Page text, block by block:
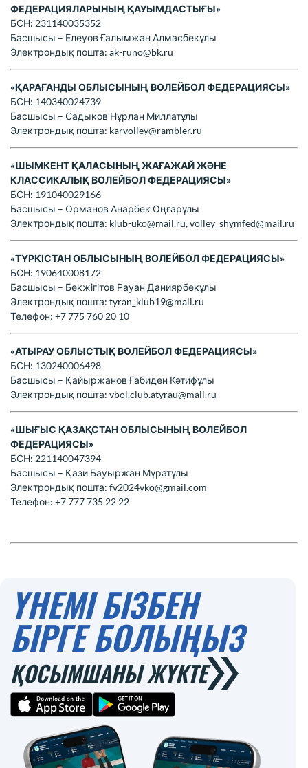
ФЕДЕРАЦИЯЛАРЫНЫҢ ҚАУЫМДАСТЫҒЫ»
БСН: 231140035352
Басшысы – Елеуов Ғалымжан Алмасбекұлы
Электрондық пошта: ak-runo@bk.ru
«ҚАРАҒАНДЫ ОБЛЫСЫНЫҢ ВОЛЕЙБОЛ ФЕДЕРАЦИЯСЫ»
БСН: 140340024739
Басшысы – Садыков Нұрлан Миллатұлы
Электрондық пошта: karvolley@rambler.ru
«ШЫМКЕНТ ҚАЛАСЫНЫҢ ЖАҒАЖАЙ ЖӘНЕ
КЛАССИКАЛЫҚ ВОЛЕЙБОЛ ФЕДЕРАЦИЯСЫ»
БСН: 191040029166
Басшысы – Орманов Анарбек Оңғарұлы
Электрондық пошта: klub-uko@mail.ru,volley_shymfed@mail.ru
«ТҮРКІСТАН ОБЛЫСЫНЫҢ ВОЛЕЙБОЛ ФЕДЕРАЦИЯСЫ»
БСН: 190640008172
Басшысы – Бекжігітов Рауан Даниярбекұлы
Электрондық пошта: tyran_klub19@mail.ru
Телефон: +7 775 760 20 10
«АТЫРАУ ОБЛЫСТЫҚ ВОЛЕЙБОЛ ФЕДЕРАЦИЯСЫ»
БСН: 130240006498
Басшысы – Қайыржанов Ғабиден Кәтифұлы
Электрондық пошта: vbol.club.atyrau@mail.ru
«ШЫҒЫС ҚАЗАҚСТАН ОБЛЫСЫНЫҢ ВОЛЕЙБОЛ
ФЕДЕРАЦИЯСЫ»
БСН: 221140047394
Басшысы – Қази Бауыржан Мұратұлы
Электрондық пошта: fv2024vko@gmail.com
Телефон: +7 777 735 22 22
ҮНЕМІ БІЗБЕН
БІРГЕ БОЛЫҢЫЗ
ҚОСЫМШАНЫ ЖҮКТЕ